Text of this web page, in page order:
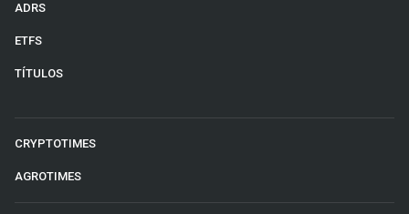
ADRS
ETFS
TÍTULOS
CRYPTOTIMES
AGROTIMES